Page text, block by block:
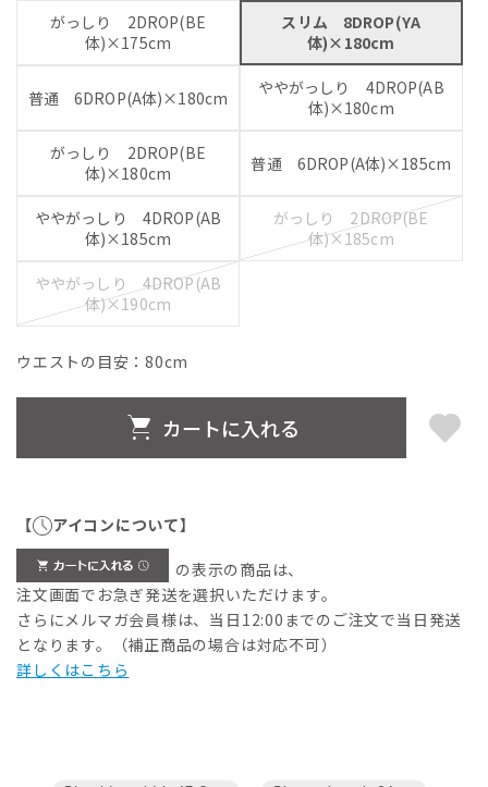
がっしり 2DROP(BE
体)×175cm
スリム 8DROP(YA
体)×180cm
普通 6DROP(A体)×180cm
ややがっしり 4DROP(AB
体)×180cm
がっしり 2DROP(BE
体)×180cm
普通 6DROP(A体)×185cm
ややがっしり 4DROP(AB
体)×185cm
がっしり 2DROP(BE
体)×185cm
ややがっしり 4DROP(AB
体)×190cm
ウエストの目安：80cm
カートに入れる
【 アイコンについて】
の表示の商品は、
注文画面でお急ぎ発送を選択いただけます。
さらにメルマガ会員様は、当日12:00までのご注文で当日発送
となります。（補正商品の場合は対応不可）
詳しくはこちら